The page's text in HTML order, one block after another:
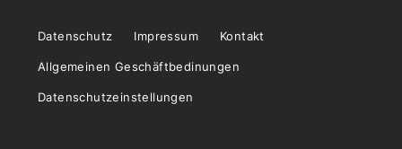
Datenschutz Impressum Kontakt
Allgemeinen Geschäftbedinungen
Datenschutzeinstellungen